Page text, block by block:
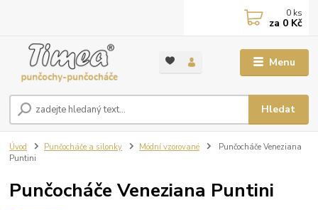
Menu
Hledat
0 ks
za 0 Kč
Úvod Punčocháče a silonky Módní vzorované
Punčocháče Veneziana
Puntini
Punčocháče Veneziana Puntini